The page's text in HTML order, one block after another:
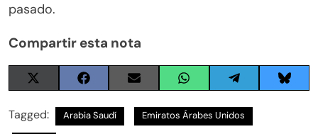
pasado.
Compartir esta nota
Share
on
X
(Twitter)
Share
on
Facebook
Share
on
Email
Share
on
WhatsApp
Share
on
Telegram
Share
on
Tagged: Arabia Saudí Emiratos Árabes Unidos